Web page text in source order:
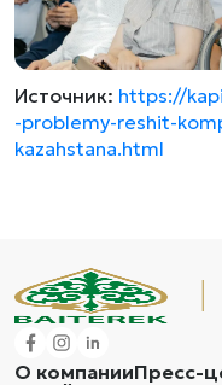
Источник: https://
-problemy-reshit-
kazahstana.html
О компанииПресс-